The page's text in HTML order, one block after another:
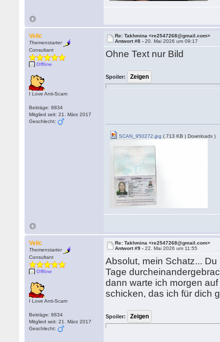
Velic
Themenstarter
Consultant
Offline
I Love Anti-Scam
Beiträge: 8834
Mitglied seit: 21. März 2017
Geschlecht:
Re: Takhmina <re2547268@gmail.com>
Antwort #8 -20. Mai 2026 um 09:17
Ohne Text nur Bild
Spoiler:
SCAN_950272.jpg ( 713 KB | Downloads )
Velic
Themenstarter
Consultant
Offline
I Love Anti-Scam
Beiträge: 8834
Mitglied seit: 21. März 2017
Geschlecht:
Re: Takhmina <re2547268@gmail.com>
Antwort #9 -22. Mai 2026 um 11:55
Absolut, mein Schatz...
Tage
dann warte ich morgen
schicken, das ich für dich
Spoiler: